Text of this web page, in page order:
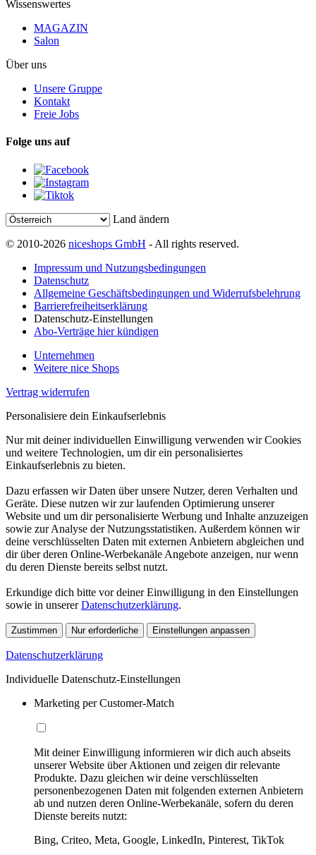
Wissenswertes
MAGAZIN
Salon
Über uns
Unsere Gruppe
Kontakt
Freie Jobs
Folge uns auf
Land ändern
© 2010-2026 niceshops GmbH - All rights reserved.
Impressum und Nutzungsbedingungen
Datenschutz
Allgemeine Geschäftsbedingungen und Widerrufsbelehrung
Barrierefreiheitserklärung
Datenschutz-Einstellungen
Abo-Verträge hier kündigen
Unternehmen
Weitere nice Shops
Vertrag widerrufen
Personalisiere dein Einkaufserlebnis
Nur mit deiner individuellen Einwilligung verwenden wir Cookies
und weitere Technologien, um dir ein personalisiertes
Einkaufserlebnis zu bieten.
Dazu erfassen wir Daten über unsere Nutzer, deren Verhalten und
Geräte. Diese nutzen wir zur laufenden Optimierung unserer
Website und um dir personalisierte Werbung und Inhalte anzuzeigen
sowie zur Analyse der Nutzungsstatistiken. Außerdem können wir
deine verschlüsselten Daten mit externen Anbietern abgleichen und
dir über deren Online-Werbekanäle Angebote anzeigen, nur wenn
du deren Dienste bereits selbst nutzt.
Erkundige dich bitte vor deiner Einwilligung in den Einstellungen
sowie in unsererDatenschutzerklärung.
Zustimmen Nur erforderliche Einstellungen anpassen
Datenschutzerklärung
Individuelle Datenschutz-Einstellungen
Marketing per Customer-Match
Mit deiner Einwilligung informieren wir dich auch abseits
unserer Website über Aktionen und zeigen dir relevante
Produkte. Dazu gleichen wir deine verschlüsselten
personenbezogenen Daten mit folgenden externen Anbietern
ab und nutzen deren Online-Werbekanäle, sofern du deren
Dienste bereits nutzt:
Bing, Criteo, Meta, Google, LinkedIn, Pinterest, TikTok